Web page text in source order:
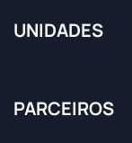
UNIDADES
PARCEIROS